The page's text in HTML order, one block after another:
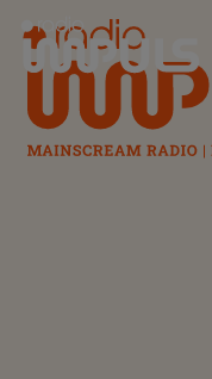
Radio Impuls